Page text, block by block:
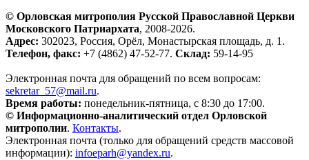
© Орловская митрополия Русской Православной Церкви
Московского Патриархата, 2008-2026.
Адрес: 302023, Россия, Орёл, Монастырская площадь, д. 1.
Телефон, факс: +7 (4862) 47-52-77. Склад: 59-14-95
Электронная почта для обращений по всем вопросам:
sekretar_57@mail.ru.
Время работы: понедельник-пятница, с 8:30 до 17:00.
© Информационно-аналитический отдел Орловской
митрополии. Контакты.
Электронная почта (только для обращений средств массовой
информации): infoeparh@yandex.ru.